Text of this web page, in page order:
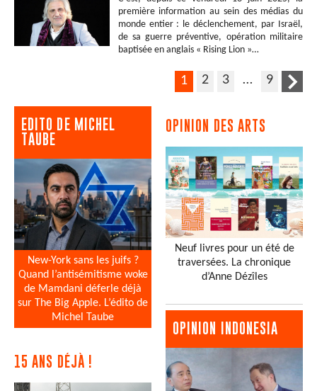
première information au sein des médias du
monde entier : le déclenchement, par Israël,
de sa guerre préventive, opération militaire
baptisée en anglais « Rising Lion »…
1 2 3 … 9
EDITO DE MICHEL
TAUBE
New-York sans les juifs ?
Quand l’antisémitisme woke
de Mamdani déferle déjà
sur The Big Apple. L’édito de
Michel Taube
15 ANS DÉJÀ !
OPINION DES ARTS
Neuf livres pour un été de
traversées. La chronique
d’Anne Dézîles
OPINION INDONESIA